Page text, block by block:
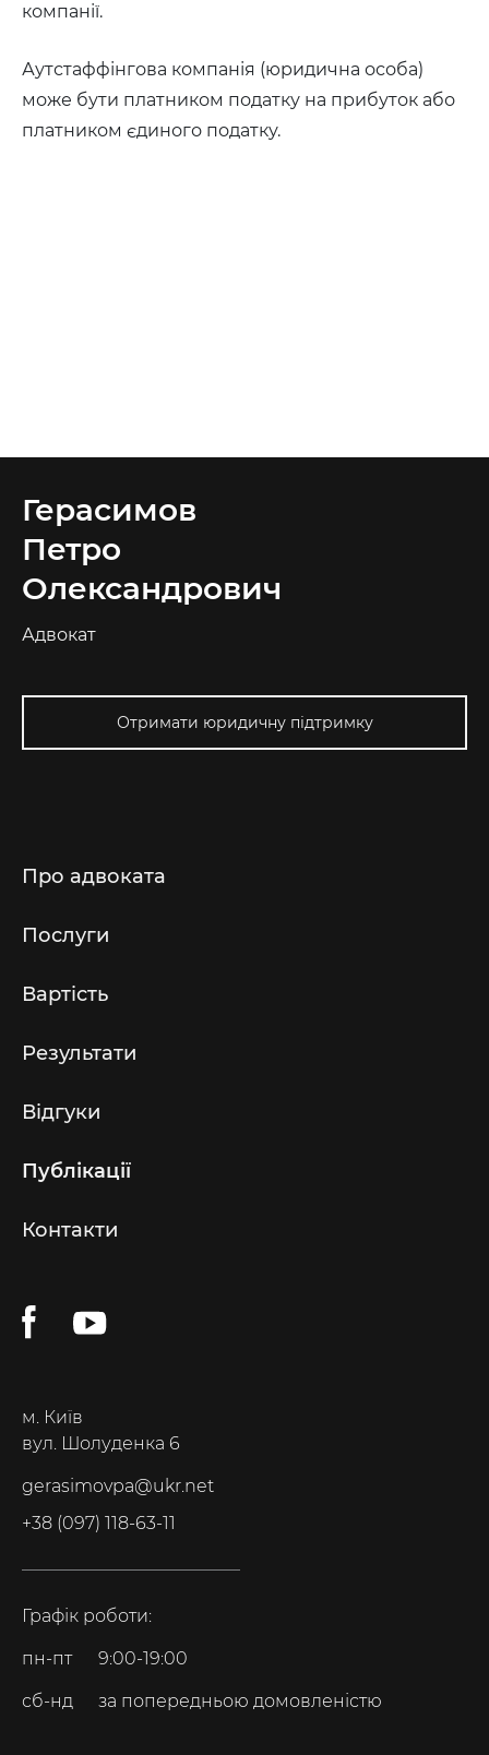
компанії.
Аутстаффінгова компанія (юридична особа)
може бути платником податку на прибуток або
платником єдиного податку.
Герасимов
Петро
Олександрович
Адвокат
Отримати юридичну підтримку
Про адвоката
Послуги
Вартість
Результати
Відгуки
Публікації
Контакти
м. Київ
вул. Шолуденка 6
gerasimovpa@ukr.net
+38 (097) 118-63-11
Графік роботи:
пн-пт 9:00-19:00
сб-нд за попередньою домовленістю